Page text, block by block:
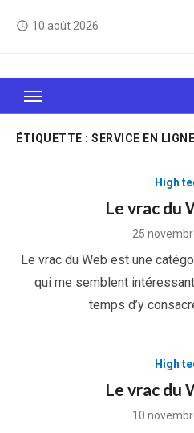
access_time 10 août 2026
Le Web, c'est comme une
sait jamais sur
ÉTIQUETTE : SERVICE EN LIGNE
High
Le vrac du
Posted
25
Le vrac du Web est une
qui me semblent
temps d’y
High
Le vrac du
Posted
10